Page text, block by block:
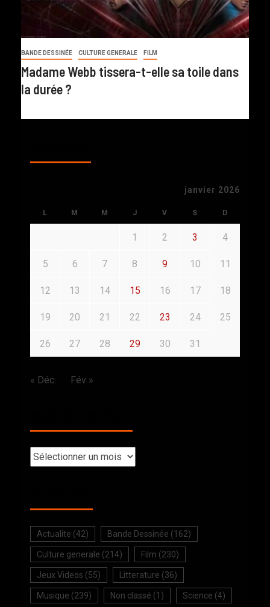
BANDE DESSINÉE CULTURE GENERALE FILM
Madame Webb tissera-t-elle sa toile dans
la durée ?
janvier 2026
L M M J V S D
1 2 3 4
5 6 7 8 9 10 11
12 13 14 15 16 17 18
19 20 21 22 23 24 25
26 27 28 29 30 31
« Déc Fév »
Actualite (42) Bande Dessinée (162)
Culture generale (214) Film (230)
Jeux Videos (55) Litterature (36)
Musique (239) Non classé (1) Science (4)